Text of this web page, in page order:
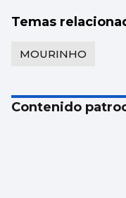
Temas
MOURINHO
Contenido